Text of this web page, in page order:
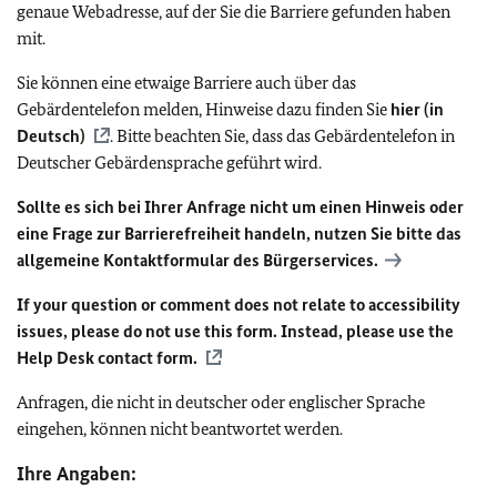
genaue Webadresse, auf der Sie die Barriere gefunden haben
mit.
Sie können eine etwaige Barriere auch über das
Gebärdentelefon melden, Hinweise dazu finden Sie hier (in
Deutsch)
. Bitte beachten Sie, dass das Gebärdentelefon in
Deutscher Gebärdensprache geführt wird.
Sollte es sich bei Ihrer Anfrage nicht um einen Hinweis oder
eine Frage zur Barrierefreiheit handeln, nutzen Sie bitte das
allgemeine Kontaktformular des Bürgerservices.
If your question or comment does not relate to accessibility
issues, please do not use this form. Instead, please use the
Help Desk contact form.
Anfragen, die nicht in deutscher oder englischer Sprache
eingehen, können nicht beantwortet werden.
Ihre Angaben: